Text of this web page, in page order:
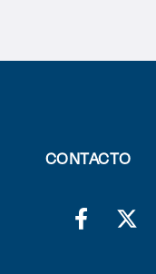
CONTACTO